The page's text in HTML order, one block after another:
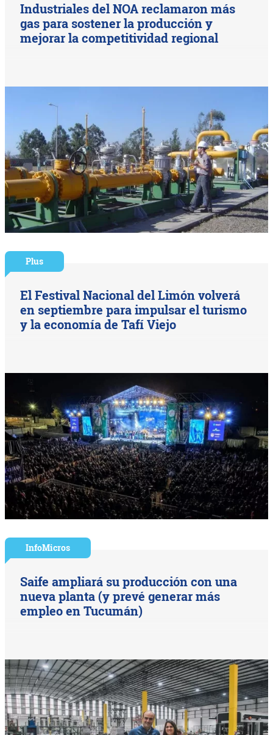
Industriales del NOA reclamaron más
gas para sostener la producción y
mejorar la competitividad regional
Plus
El Festival Nacional del Limón volverá
en septiembre para impulsar el turismo
y la economía de Tafí Viejo
InfoMicros
Saife ampliará su producción con una
nueva planta (y prevé generar más
empleo en Tucumán)